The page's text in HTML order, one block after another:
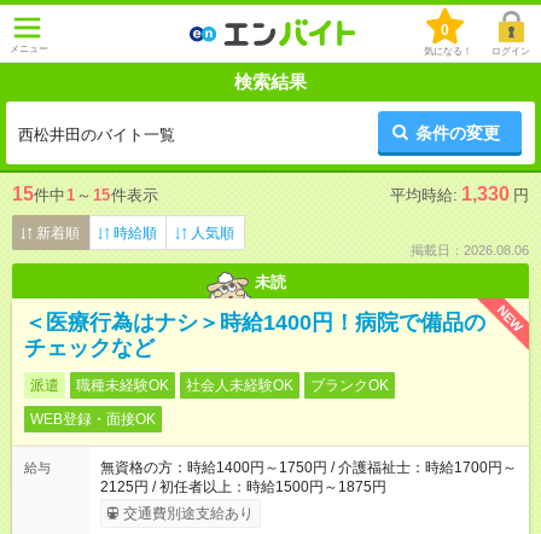
メニュー
0
気になる！ ログイン
検索結果
西松井田のバイト一覧 条件の変更
15件中1 ～ 15件表示 平均時給: 1,330 円
新着順 時給順 人気順
掲載日：2026.08.06
未読
NEW
＜医療行為はナシ＞時給1400円！病院で備品の
チェックなど
派遣 職種未経験OK 社会人未経験OK
ブランクOK
WEB登録・面接OK
給与
無資格の方：時給1400円～1750円 / 介護福祉士：時給1700円～
2125円 / 初任者以上：時給1500円～1875円
交通費別途支給あり